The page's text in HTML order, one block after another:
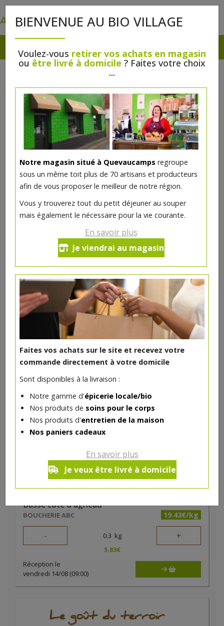
BIENVENUE AU BIO VILLAGE
Voulez-vous retirer vos achats en magasin
ou être livré à domicile ? Faites votre choix
...
Notre magasin situé à Quevaucamps regroupe
sous un même toit plus de 70 artisans et producteurs
afin de vous proposer le meilleur de notre région.
Vous y trouverez tout du petit déjeuner au souper
mais également le nécessaire pour la vie courante.
En savoir plus
Je viendrai au magasin
Faites vos achats sur le site et recevez votre
commande directement à votre domicile
Sont disponibles à la livraison :
Notre gamme d'épicerie locale/bio
Nos produits de soins pour le corps
Nos produits d'entretien de la maison
Nos paniers cadeaux
En savoir plus
Je veux être livré à domicile
Gigot d'agneau sans os
- 0.4 kg +
10.94€
Réception le
vendredi 14/08 (09:00)
DANS LA MÊME CATÉGORIE ...
Basse côte d'agneau
BOUCHERIE ABC 19.43€/kg
- 0.3 kg +
5.83€
Réception le
vendredi 14/08 (09:00)